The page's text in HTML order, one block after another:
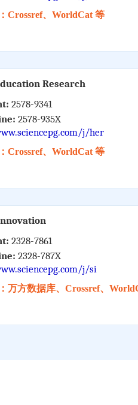
Crossref、WorldCat 等
Research
2578-9341
2578-935X
j/her
Crossref、WorldCat 等
2328-7861
2328-787X
j/si
万方数据库、Crossref、